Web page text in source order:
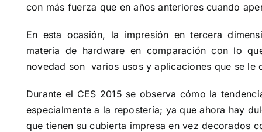
con más fuerza que en años anteriores cuando
En esta ocasión, la impresión en tercera
materia de hardware en comparación con lo
novedad son varios usos y aplicaciones que se le
Durante el CES 2015 se observa cómo la
especialmente a la repostería; ya que ahora hay
que tienen su cubierta impresa en vez decorados